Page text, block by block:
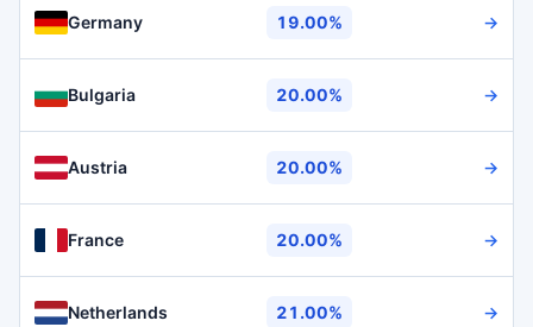
Germany 19.00% →
Bulgaria 20.00% →
Austria 20.00% →
France 20.00% →
Netherlands 21.00% →